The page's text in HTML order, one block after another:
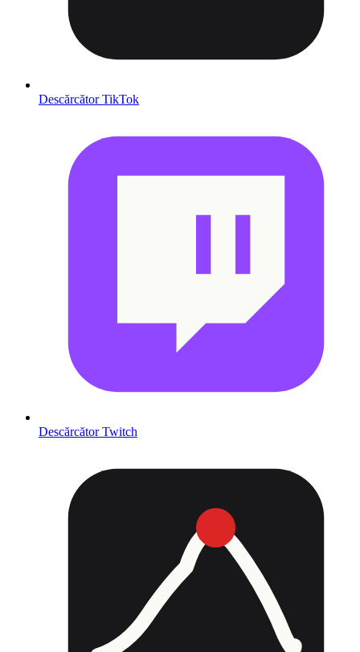
Descărcător TikTok
Descărcător Twitch